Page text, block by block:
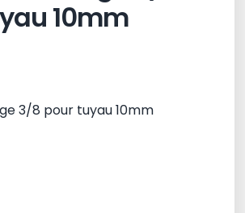
10mm
3/8 pour tuyau 10mm